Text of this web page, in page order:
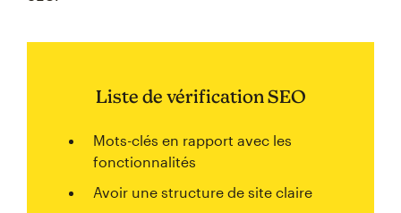
Liste de vérification SEO
Mots-clés en rapport avec les
fonctionnalités
Avoir une structure de site claire